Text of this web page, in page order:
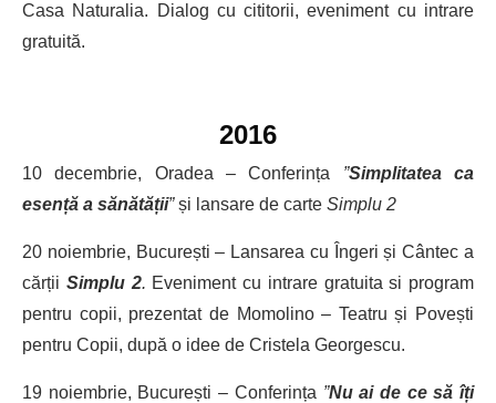
Casa Naturalia. Dialog cu cititorii, eveniment cu intrare
gratuită.
2016
10 decembrie, Oradea – Conferința ”Simplitatea ca
esență a sănătății”și lansare de carte Simplu 2
20 noiembrie, București – Lansarea cu Îngeri și Cântec a
cărții Simplu 2. Eveniment cu intrare gratuita si program
pentru copii, prezentat de Momolino – Teatru și Povești
pentru Copii, după o idee de Cristela Georgescu.
19 noiembrie, București – Conferința ”Nu ai de ce să îți